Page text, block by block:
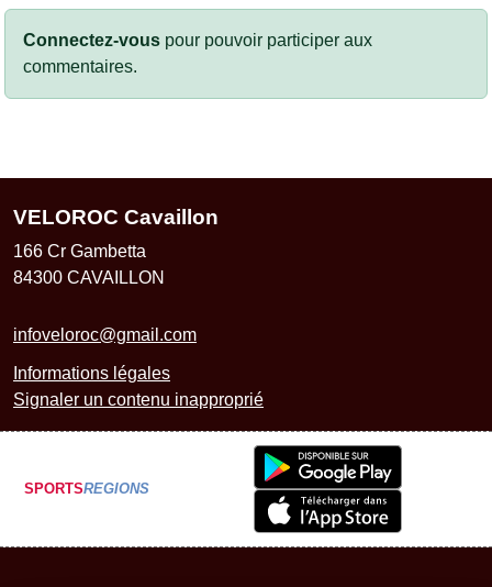
Connectez-vous pour pouvoir participer aux
commentaires.
VELOROC Cavaillon
166 Cr Gambetta
84300 CAVAILLON
infoveloroc@gmail.com
Informations légales
Signaler un contenu inapproprié
SPORTSREGIONS